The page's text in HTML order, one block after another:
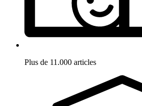
Plus de 11.000 articles